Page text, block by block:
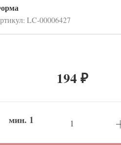
LC-00006427
194 ₽
мин. 1